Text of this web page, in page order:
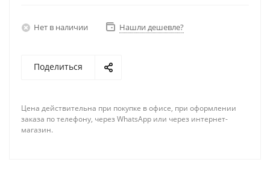
Нет в наличии Нашли дешевле?
Поделиться
Цена действительна при покупке в офисе, при оформлении
заказа по телефону, через WhatsApp или через интернет-
магазин.